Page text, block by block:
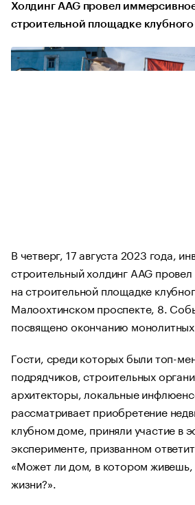
Холдинг AAG провел
строительной площадке
В четверг, 17 августа 2023 года,
строительный холдинг AAG
на строительной площадке
Малоохтинском проспекте, 8.
посвящено окончанию
Гости, среди которых были топ-
подрядчиков, строительных
архитекторы, локальные
рассматривает приобретение
клубном доме, приняли участие в
эксперименте, призванном
«Может ли дом, в котором живешь,
жизни?».